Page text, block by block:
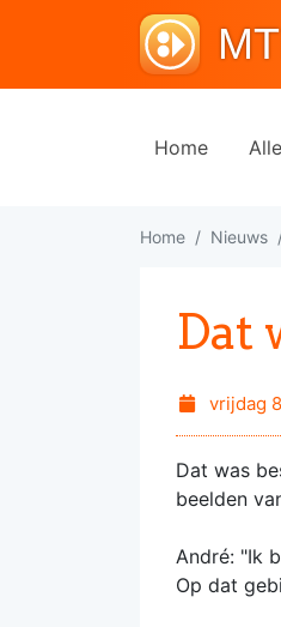
Home
Home Nieuws
Dat
vrijdag
Dat was
beelden
André: "Ik
Op dat